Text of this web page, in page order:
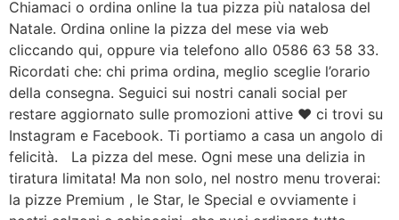
Chiamaci o ordina online la tua pizza più natalosa del
Natale. Ordina online la pizza del mese via web
cliccando qui, oppure via telefono allo 0586 63 58 33.
Ricordati che: chi prima ordina, meglio sceglie l’orario
della consegna. Seguici sui nostri canali social per
restare aggiornato sulle promozioni attive ♥ ci trovi su
Instagram e Facebook. Ti portiamo a casa un angolo di
felicità. La pizza del mese. Ogni mese una delizia in
tiratura limitata! Ma non solo, nel nostro menu troverai:
la pizze Premium , le Star, le Special e ovviamente i